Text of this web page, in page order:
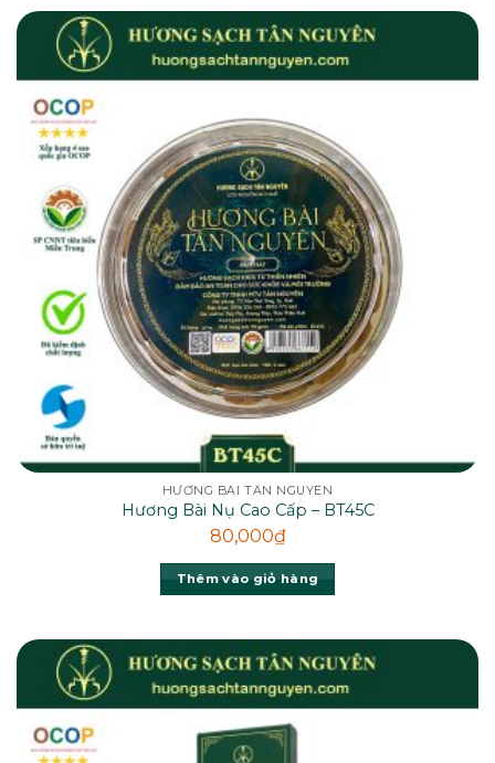
HƯƠNG BÀI TÂN NGUYÊN
Hương Bài Nụ Cao Cấp – BT45C
80,000₫
Thêm vào giỏ hàng